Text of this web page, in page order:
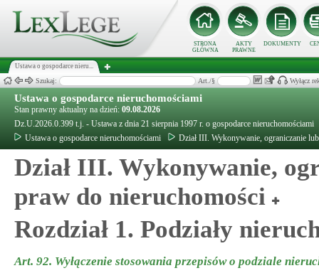
STRONA
GŁÓWNA
AKTY
PRAWNE
DOKUMENTY
Ustawa o gospodarce nieru...
Szukaj: Art./§ Wyłącz
Ustawa o gospodarce nieruchomościami
Stan prawny aktualny na dzień: 09.08.2026
Dz.U.2026.0.399 t.j. - Ustawa z dnia 21 sierpnia 1997 r. o gospodarce nieruchomościami
Ustawa o gospodarce nieruchomościami
Dział III. Wykonywanie, ograniczanie
Dział III. Wykonywanie,
praw do nieruchomości
Rozdział 1. Podziały
Art. 92. Wyłączenie stosowania przepisów o podziale